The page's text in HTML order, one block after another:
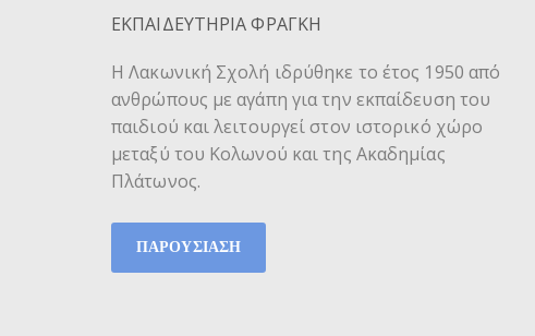
ΕΚΠΑΙΔΕΥΤΗΡΙΑ ΦΡΑΓΚΗ
Η Λακωνική Σχολή ιδρύθηκε το έτος 1950 από
ανθρώπους με αγάπη για την εκπαίδευση του
παιδιού και λειτουργεί στον ιστορικό χώρο
μεταξύ του Κολωνού και της Ακαδημίας
Πλάτωνος.
ΠΑΡΟΥΣΙΑΣΗ